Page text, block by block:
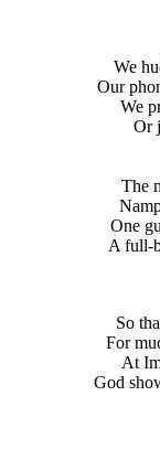
We
Our
We
Or
The
One
A full-
So
For
At
God